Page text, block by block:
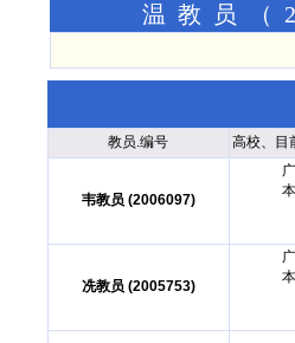
温教员
教员.编号 高校、目
韦教员 (2006097)
冼教员 (2005753)